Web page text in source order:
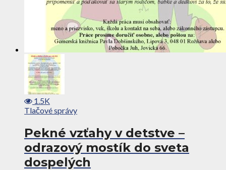
1.5K
Tlačové správy
Pekné vzťahy v detstve –
odrazový mostík do sveta
dospelých